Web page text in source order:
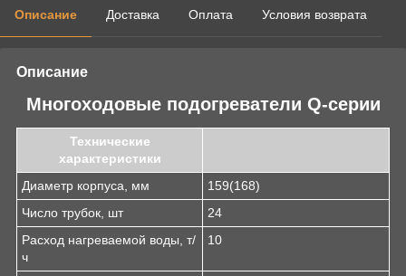
Описание Доставка Оплата Условия возврата
Описание
Многоходовые подогреватели Q-серии
Технические
характеристики
Диаметр корпуса, мм
159(168)
Число трубок, шт
24
Расход нагреваемой воды, т/
ч
10